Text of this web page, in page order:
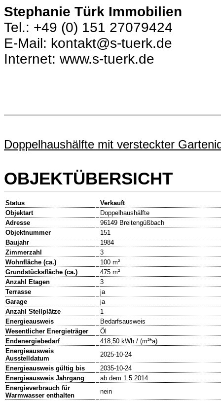
Stephanie Türk Immobilien
Tel.: +49 (0) 151 27079424
E-Mail: kontakt@s-tuerk.de
Internet: www.s-tuerk.de
Doppelhaushälfte mit versteckter
OBJEKTÜBERSICHT
Status
Verkauft
Objektart
Doppelhaushälfte
Adresse
96149 Breitengüßbach
Objektnummer
151
Baujahr
1984
Zimmerzahl
3
Wohnfläche (ca.)
100 m²
Grundstücksfläche (ca.)
475 m²
Anzahl Etagen
3
Terrasse
ja
Garage
ja
Anzahl Stellplätze
1
Energieausweis
Bedarfsausweis
Wesentlicher Energieträger
Öl
Endenergiebedarf
418,50 kWh / (m²*a)
Energieausweis
Ausstelldatum
2025-10-24
Energieausweis gültig bis
2035-10-24
Energieausweis Jahrgang
ab dem 1.5.2014
Energieverbrauch für
Warmwasser enthalten
nein